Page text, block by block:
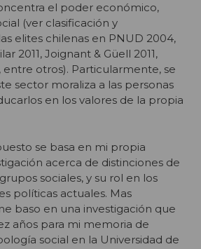
el poder económico,
(ver clasificación y
elites chilenas en PNUD 2004,
2011, Joignant & Güell 2011,
entre otros). Particularmente, se
sector moraliza a las personas
en los valores de la propia
se basa en mi propia
acerca de distinciones de
sociales, y su rol en los
políticas actuales. Mas
baso en una investigación que
años para mi memoria de
social en la Universidad de